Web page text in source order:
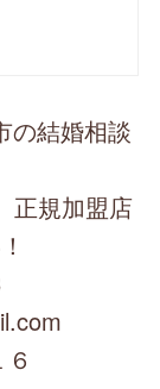
の結婚相談
正規加盟店